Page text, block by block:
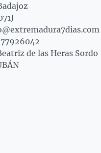
de las Heras Sordo